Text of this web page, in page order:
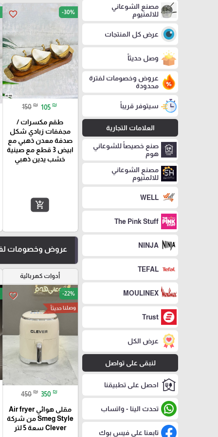
مصنع الشوعاني
للالمنيوم
عرض كل المنتجات
وصل حديثاً
عروض وخصومات لفترة
محدودة
سيتوفر قريباً
العلامات التجارية
صنع خصيصاً للشوعاني
هوم
مصنع الشوعاني
للالمنيوم
WELL
The Pink Stuff
NINJA
TEFAL
MOULINEX
Trust
عرض الكل
لنبقى على تواصل
احصل على تطبيقنا
تحدث الينا - واتساب
تابعنا على فيس بوك
favorite_border -30%
150 ₪ 105 ₪
طقم مكسرات /
مجففات زبادي شكل
صدفة معدن ذهبي مع
ابيض 3 قطع مع صينية
خشب يدين ذهبي
add_shopping_cart
عروض وخصومات
أدوات كهربائية
favorite_border -22%
وصلنا حديثاً
450 ₪ 350 ₪
مقلى هوائي Air fryer
Smeg Style من شركة
Clever سعة 5 لتر